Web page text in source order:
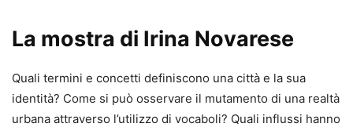
La mostra di Irina Novarese
Quali termini e concetti definiscono una città e la sua
identità? Come si può osservare il mutamento di una realtà
urbana attraverso l’utilizzo di vocaboli? Quali influssi hanno